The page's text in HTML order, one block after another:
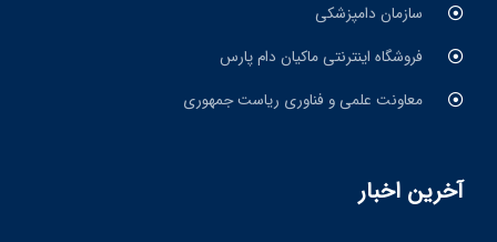
سازمان دامپزشکی
فروشگاه اینترنتی ماکیان دام پارس
معاونت علمی و فناوری ریاست جمهوری
آخرین اخبار